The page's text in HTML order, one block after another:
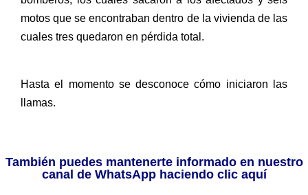
motos que se encontraban dentro de la vivienda de las
cuales tres quedaron en pérdida total.
Hasta el momento se desconoce cómo iniciaron las
llamas.
También puedes mantenerte informado en nuestro
canal de WhatsApp haciendo clic aquí